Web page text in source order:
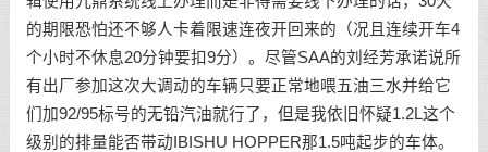
的期限恐怕还不够人卡着限速连夜开回来的（况且连续开车4
个小时不休息20分钟要扣9分）。尽管SAA的刘经芳承诺说所
有出厂参加这次大调动的车辆只要正常地喂五油三水并给它
们加92/95标号的无铅汽油就行了，但是我依旧怀疑1.2L这个
级别的排量能否带动IBISHU HOPPER那1.5吨起步的车体。